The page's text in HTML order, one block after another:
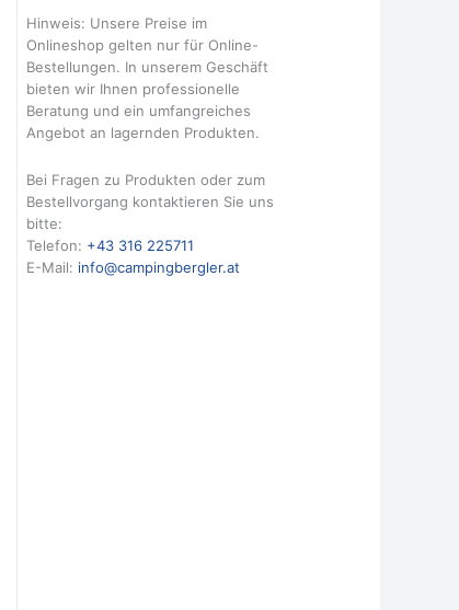
Hinweis: Unsere Preise im
Onlineshop gelten nur für Online-
Bestellungen. In unserem Geschäft
bieten wir Ihnen professionelle
Beratung und ein umfangreiches
Angebot an lagernden Produkten.
Bei Fragen zu Produkten oder zum
Bestellvorgang kontaktieren Sie uns
bitte:
Telefon: +43 316 225711
E-Mail: info@campingbergler.at